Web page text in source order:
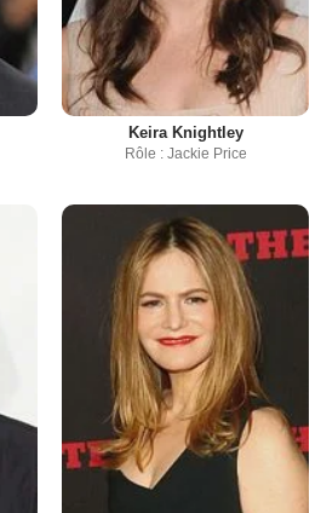
Keira Knightley
Rôle : Jackie Price